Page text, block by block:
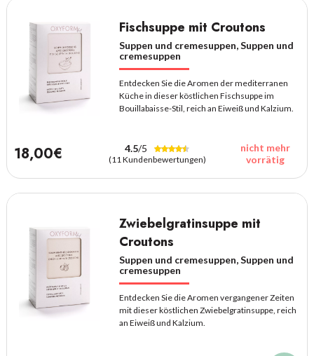
Fischsuppe mit Croutons
Suppen und cremesuppen, Suppen und
cremesuppen
Entdecken Sie die Aromen der mediterranen
Küche in dieser köstlichen Fischsuppe im
Bouillabaisse-Stil, reich an Eiweiß und Kalzium.
18,00€ 4.5/5
(11 Kundenbewertungen)
nicht mehr
vorrätig
Zwiebelgratinsuppe mit
Croutons
Suppen und cremesuppen, Suppen und
cremesuppen
Entdecken Sie die Aromen vergangener Zeiten
mit dieser köstlichen Zwiebelgratinsuppe, reich
an Eiweiß und Kalzium.